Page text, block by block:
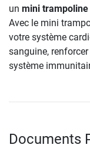
un mini
Avec le mini
votre système
sanguine,
système
Documents